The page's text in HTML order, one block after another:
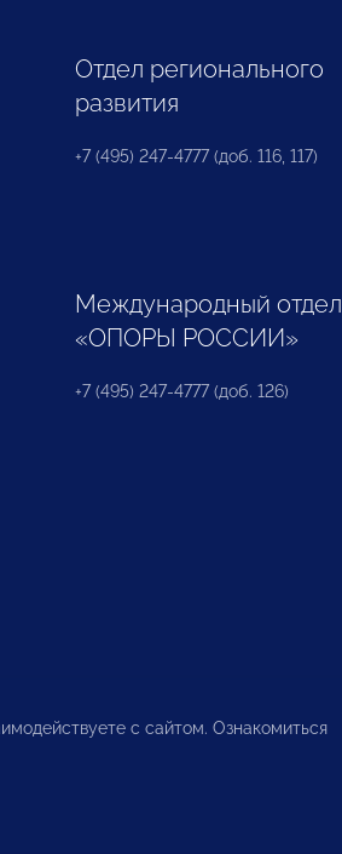
Отдел регионального
развития
+7 (495) 247-4777 (доб. 116, 117)
Международный отдел
«ОПОРЫ РОССИИ»
+7 (495) 247-4777 (доб. 126)
с сайтом. Ознакомиться